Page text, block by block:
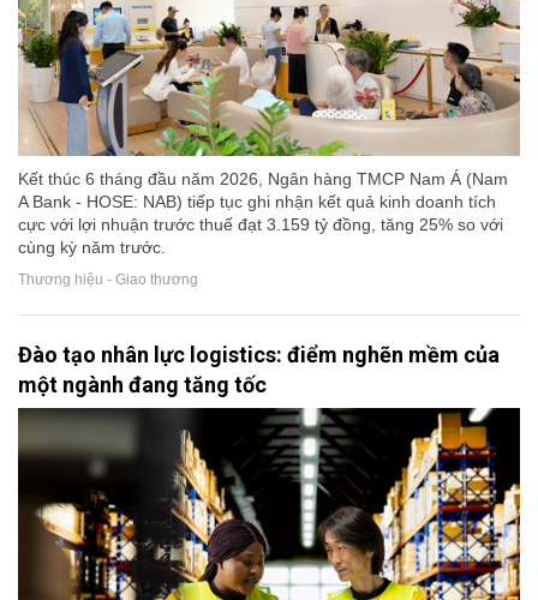
Kết thúc 6 tháng đầu năm 2026, Ngân hàng TMCP Nam Á (Nam
A Bank - HOSE: NAB) tiếp tục ghi nhận kết quả kinh doanh tích
cực với lợi nhuận trước thuế đạt 3.159 tỷ đồng, tăng 25% so với
cùng kỳ năm trước.
Thương hiệu - Giao thương
Đào tạo nhân lực logistics: điểm nghẽn mềm của
một ngành đang tăng tốc